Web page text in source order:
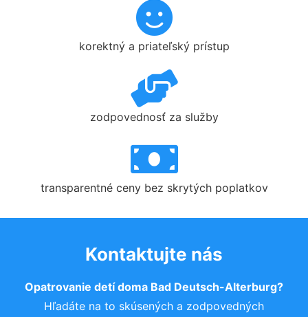
korektný a priateľský prístup
zodpovednosť za služby
transparentné ceny bez skrytých poplatkov
Kontaktujte nás
Opatrovanie detí doma Bad Deutsch-Alterburg?
Hľadáte na to skúsených a zodpovedných